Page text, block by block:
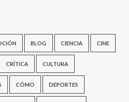
BLOG CIENCIA CINE
CRÍTICA CULTURA
CÓMO DEPORTES